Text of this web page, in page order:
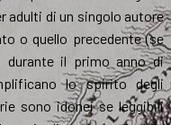
adulti di un singolo autore
o quello precedente (se
durante il primo anno di
lo spirito degli
sono idonei se leggibili